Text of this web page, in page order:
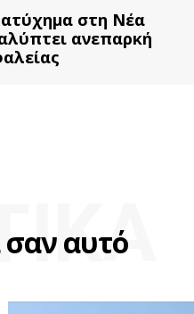
στη Νέα
ανεπαρκή
σαν αυτό